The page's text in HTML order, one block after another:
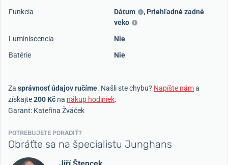
Funkcia
Dátum , Priehľadné zadné
veko
Luminiscencia
Nie
Batérie
Nie
Za správnosť údajov ručíme. Našli ste chybu? Napíšte náma
získajte200 Kč na nákup hodiniek.
Garant: Kateřina Žváček
POTREBUJETE PORADIŤ?
Obráťte sa na špecialistu Junghans